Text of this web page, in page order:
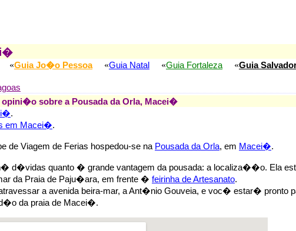
«Guia Jo�o Pessoa«Guia Natal «Guia Fortaleza «Guia
opini�o sobre a Pousada da Orla, Macei�
.
em Macei�.
de Viagem de Ferias hospedou-se na Pousada da Orla, em Macei�.
d�vidas quanto � grande vantagem da pousada: a localiza��o. Ela
da Praia de Paju�ara, em frente � feirinha de Artesanato.
a avenida beira-mar, a Ant�nio Gouveia, e voc� estar� pronto
da praia de Macei�.